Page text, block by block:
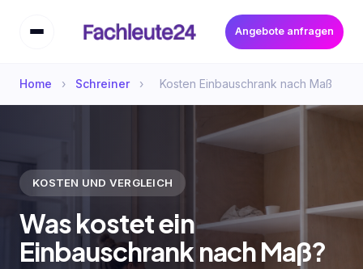
Angebote anfragen
Home › Schreiner › Kosten Einbauschrank nach Maß
KOSTEN UND VERGLEICH
Was kostet ein
Einbauschrank nach Maß?